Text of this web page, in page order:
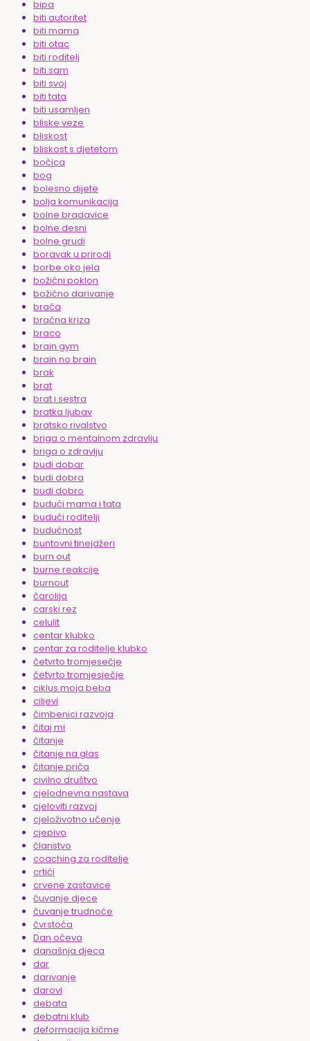
bipa
biti autoritet
biti mama
biti otac
biti roditelj
biti sam
biti svoj
biti tata
biti usamljen
bliske veze
bliskost
bliskost s djetetom
bočica
bog
bolesno dijete
bolja komunikacija
bolne bradavice
bolne desni
bolne grudi
boravak u prirodi
borbe oko jela
božićni poklon
božićno darivanje
braća
bračna kriza
braco
brain gym
brain no brain
brak
brat
brat i sestra
bratka ljubav
bratsko rivalstvo
briga o mentalnom zdravlju
briga o zdravlju
budi dobar
budi dobra
budi dobro
budući mama i tata
budući roditelji
budućnost
buntovni tinejdžeri
burn out
burne reakcije
burnout
čarolija
carski rez
celulit
centar klubko
centar za roditelje klubko
četvrto tromjesečje
četvrto tromjesječje
ciklus moja beba
ciljevi
čimbenici razvoja
čitaj mi
čitanje
čitanje na glas
čitanje priča
civilno društvo
cjelodnevna nastava
cjeloviti razvoj
cjeloživotno učenje
cjepivo
članstvo
coaching za roditelje
crtići
crvene zastavice
čuvanje djece
čuvanje trudnoće
čvrstoća
Dan očeva
današnja djeca
dar
darivanje
darovi
debata
debatni klub
deformacija kičme